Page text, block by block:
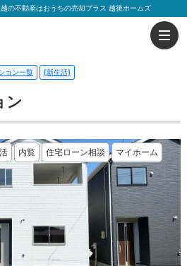
の不動産はおうちの売却プラス 越後ホームズ
ョン一覧 [新生活]
ン
内覧 住宅ローン相談 マイホーム